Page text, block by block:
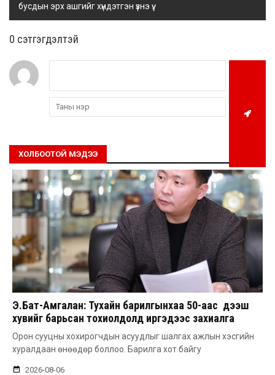
бусдын эрх ашгийг хүндэтгэн үзнэ үү.
0 cэтгэгдэлтэй
ХОЛБООТОЙ МЭДЭЭ
Э.Бат-Амгалан: Тухайн барилгынхаа 50-аас дээш
хувийг барьсан тохиолдолд иргэдээс захиалга
авдаг болгоно
Орон сууцны хохирогчдын асуудлыг шалгах ажлын хэсгийн
хуралдаан өнөөдөр боллоо. Барилга хот байгу
2026-08-06